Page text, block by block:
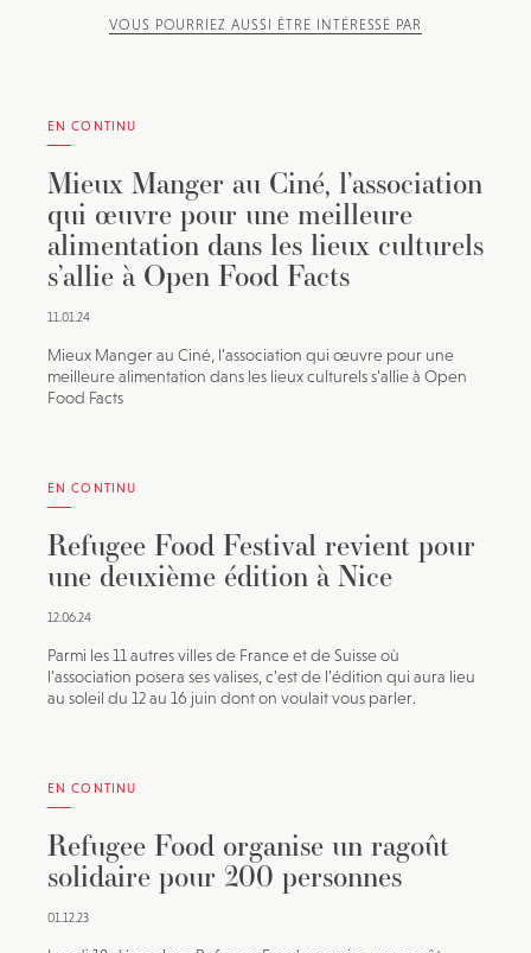
VOUS POURRIEZ AUSSI ÊTRE INTÉRESSÉ PAR
EN CONTINU
Mieux Manger au Ciné, l’association
qui œuvre pour une meilleure
alimentation dans les lieux culturels
s’allie à Open Food Facts
11.01.24
Mieux Manger au Ciné, l’association qui œuvre pour une
meilleure alimentation dans les lieux culturels s’allie à Open
Food Facts
EN CONTINU
Refugee Food Festival revient pour
une deuxième édition à Nice
12.06.24
Parmi les 11 autres villes de France et de Suisse où
l’association posera ses valises, c’est de l’édition qui aura lieu
au soleil du 12 au 16 juin dont on voulait vous parler.
EN CONTINU
Refugee Food organise un ragoût
solidaire pour 200 personnes
01.12.23